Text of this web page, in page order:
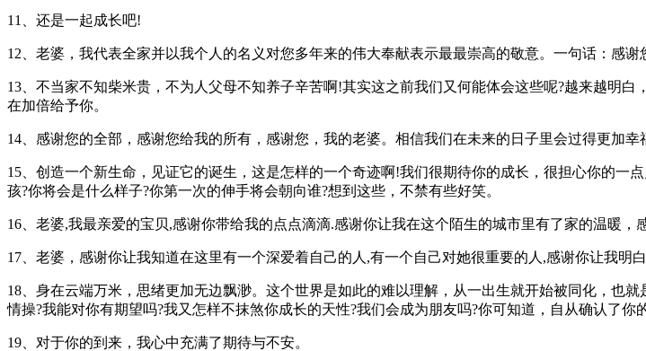
11、还是一起成长吧!
12、老婆，我代表全家并以我个人的名义对您多年来的伟大奉献表示最最崇高的敬意。一句话：感谢
13、不当家不知柴米贵，不为人父母不知养子辛苦啊!其实这之前我们又何能体会这些呢?越来越明
在加倍给予你。
14、感谢您的全部，感谢您给我的所有，感谢您，我的老婆。相信我们在未来的日子里会过得更加幸
15、创造一个新生命，见证它的诞生，这是怎样的一个奇迹啊!我们很期待你的成长，很担心你的
孩?你将会是什么样子?你第一次的伸手将会朝向谁?想到这些，不禁有些好笑。
16、老婆,我最亲爱的宝贝,感谢你带给我的点点滴滴.感谢你让我在这个陌生的城市里有了家的温暖，
17、老婆，感谢你让我知道在这里有一个深爱着自己的人,有一个自己对她很重要的人,感谢你让我明
18、身在云端万米，思绪更加无边飘渺。这个世界是如此的难以理解，从一出生就开始被同化，也
情操?我能对你有期望吗?我又怎样不抹煞你成长的天性?我们会成为朋友吗?你可知道，自从确认了你
19、对于你的到来，我心中充满了期待与不安。